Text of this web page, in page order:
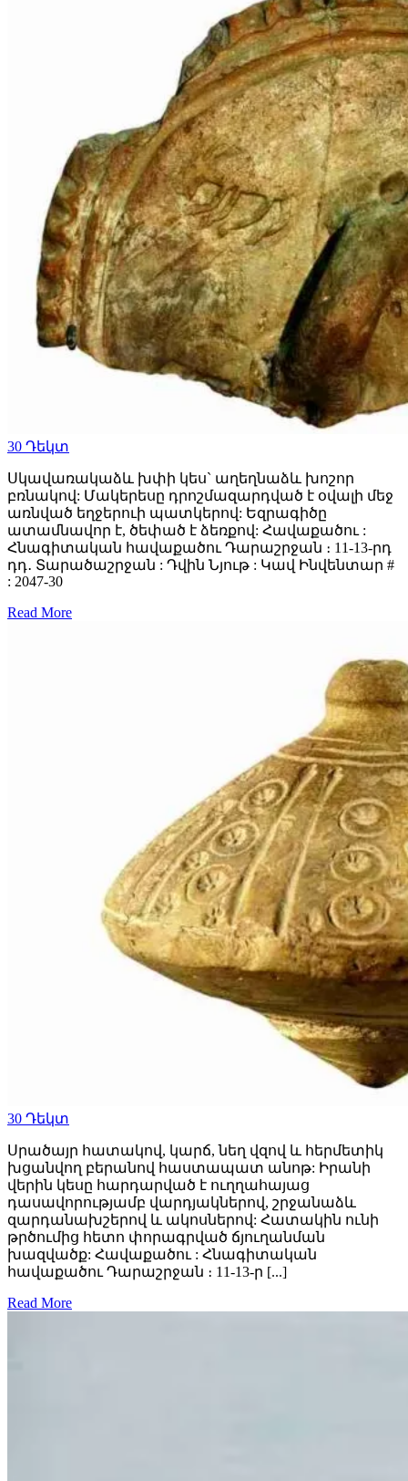
30 Դեկտ
Սկավառակաձև խփի կես` աղեղնաձև խոշոր
բռնակով: Մակերեսը դրոշմազարդված է օվալի մեջ
առնված եղջերուի պատկերով: Եզրագիծը
ատամնավոր է, ծեփած է ձեռքով: Հավաքածու :
Հնագիտական հավաքածու Դարաշրջան ։ 11-13-րդ
դդ․ Տարածաշրջան : Դվին Նյութ : Կավ Ինվենտար #
: 2047-30
Read More
30 Դեկտ
Սրածայր հատակով, կարճ, նեղ վզով և հերմետիկ
խցանվող բերանով հաստապատ անոթ: Իրանի
վերին կեսը հարդարված է ուղղահայաց
դասավորությամբ վարդյակներով, շրջանաձև
զարդանախշերով և ակոսներով: Հատակին ունի
թրծումից հետո փորագրված ճյուղանման
խազվածք: Հավաքածու : Հնագիտական
հավաքածու Դարաշրջան ։ 11-13-ր [...]
Read More